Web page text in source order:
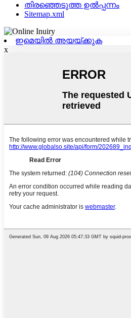
തിരഞ്ഞെടുത്ത ഉൽപ്പന്നം
Sitemap.xml
ഇമെയിൽ അയയ്ക്കുക
x